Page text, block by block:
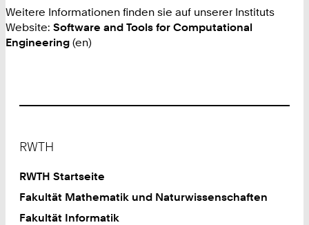
Weitere Informationen finden sie auf unserer Instituts
Website: Software and Tools for Computational
Engineering (en)
RWTH
RWTH Startseite
Fakultät Mathematik und Naturwissenschaften
Fakultät Informatik